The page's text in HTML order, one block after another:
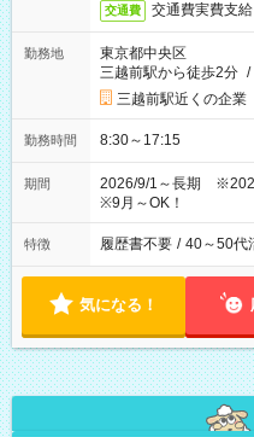
交通費 交通費実費支給
勤務地
東京都中央区
三越前駅から徒歩2分 /
三越前駅近くの企業
勤務時間 8:30～17:15
期間
2026/9/1～長期
※9月～OK！
特徴 履歴書不要 / 40～50代
気になる！